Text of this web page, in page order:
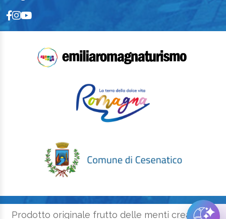
Prodotto originale frutto delle menti creative e